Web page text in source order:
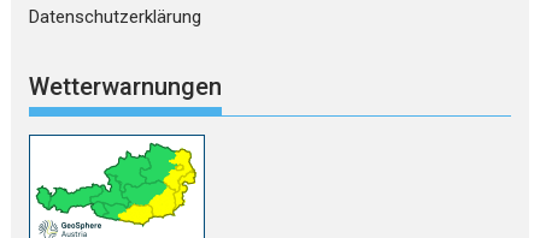
Datenschutzerklärung
Wetterwarnungen